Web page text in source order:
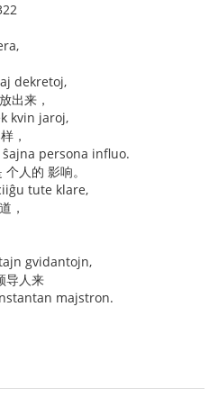
dekretoj,
出来，
kvin jaroj,
，
persona influo.
人的 影响。
tute klare,
，
gvidantojn,
导人来
majstron.